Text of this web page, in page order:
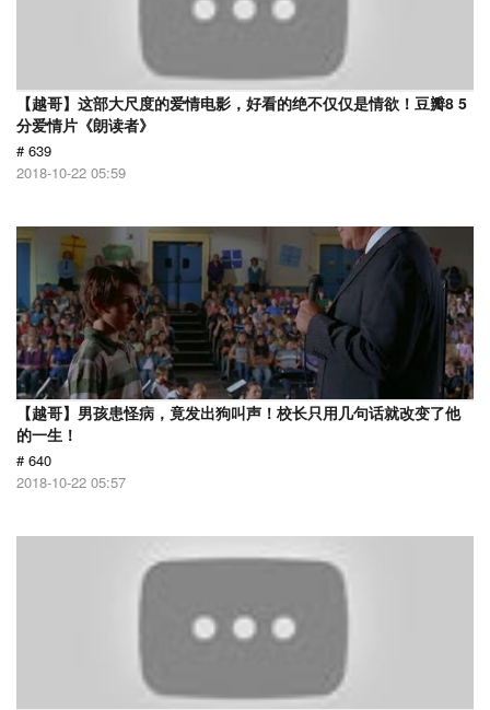
【越哥】这部大尺度的爱情电影，好看的绝不仅仅是情欲！豆瓣8 5
分爱情片《朗读者》
# 639
2018-10-22 05:59
【越哥】男孩患怪病，竟发出狗叫声！校长只用几句话就改变了他
的一生！
# 640
2018-10-22 05:57